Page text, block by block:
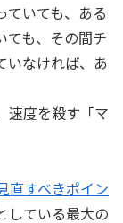
ていても、ある
ても、その間チ
いなければ、あ
速度を殺す「マ
直すべきポイン
している最大の